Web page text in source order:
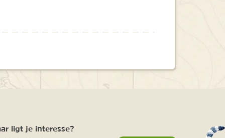
ligt je interesse?